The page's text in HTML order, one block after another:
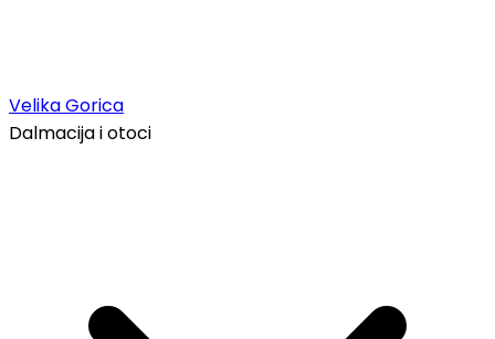
Velika Gorica
Dalmacija i otoci